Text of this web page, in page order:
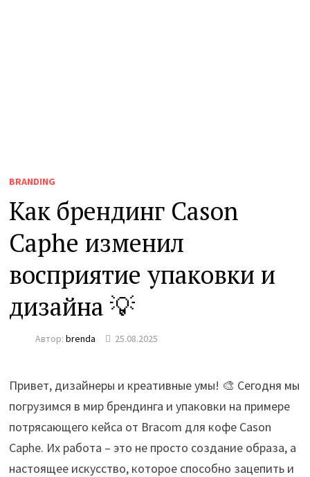
BRANDING
Как брендинг Cason
Caphe изменил
восприятие упаковки и
дизайна 💡
Автор:brenda 25.08.2025
Привет, дизайнеры и креативные умы! 🎨 Сегодня мы
погрузимся в мир брендинга и упаковки на примере
потрясающего кейса от Bracom для кофе Cason
Caphe. Их работа – это не просто создание образа, а
настоящее искусство, которое способно зацепить и